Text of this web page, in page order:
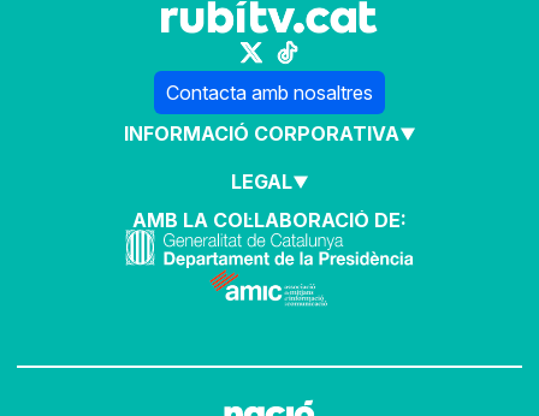
Contacta amb nosaltres
INFORMACIÓ CORPORATIVA
LEGAL
AMB LA COL·LABORACIÓ DE: